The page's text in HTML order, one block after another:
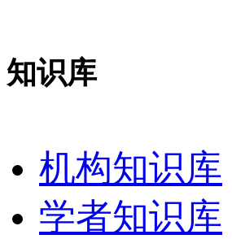
知识库
机构知识库
学者知识库